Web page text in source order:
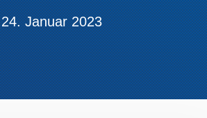
24. Januar 2023